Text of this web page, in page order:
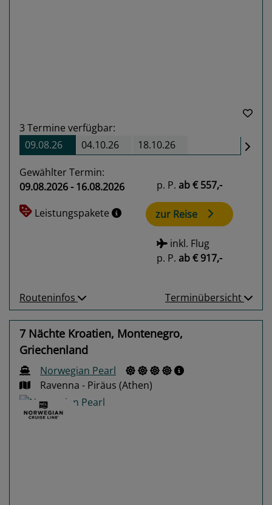
3 Termine verfügbar:
09.08.26
04.10.26 18.10.26
Gewählter Termin:
09.08.2026 - 16.08.2026
Leistungspakete
p. P. ab€ 557,-
zur Reise
inkl. Flug
p. P. ab€ 917,-
Routeninfos Terminübersicht
7 Nächte Kroatien, Montenegro,
Griechenland
Norwegian Pearl
Ravenna - Piräus (Athen)